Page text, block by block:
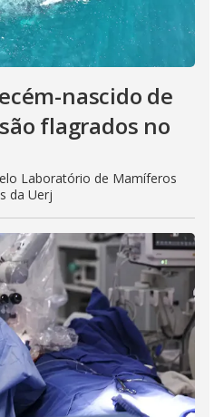
nascido de
flagrados no
Laboratório de Mamíferos
da Uerj